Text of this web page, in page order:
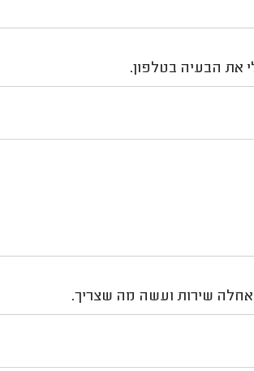
את הבעיה בטלפון.
אחלה שירות ועשה מה שצריך.